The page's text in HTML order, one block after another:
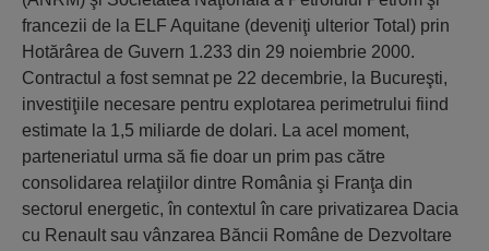
francezii de la ELF Aquitane (deveniţi ulterior Total) prin
Hotărârea de Guvern 1.233 din 29 noiembrie 2000.
Contractul a fost semnat pe 22 decembrie, la Bucureşti,
investiţiile necesare pentru explotarea perimetrului fiind
estimate la 1,5 miliarde de dolari. La acel moment,
parteneriatul urma să fie doar un prim pas către
consolidarea relaţiilor dintre România şi Franţa din
sectorul energetic, în contextul în care privatizarea Dacia
cu Renault sau vânzarea Băncii Române de Dezvoltare